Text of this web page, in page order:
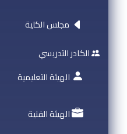
مجلس الكلية
الكادر التدريسي
الهيئة التعليمية
الهيئة الفنية